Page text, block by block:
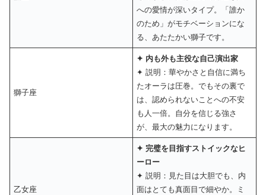
への愛情が深いタイプ。「誰か
のため」がモチベーションにな
る、あたたかい獅子です。
獅子座
✦ 内も外も主役な自己演出家
✦ 説明：華やかさと自信に満ち
たオーラは圧巻。でもその裏で
は、認められないことへの不安
も人一倍。自分を信じる強さ
が、最大の魅力になります。
乙女座
✦ 完璧を目指すストイックなヒ
ーロー
✦ 説明：見た目は大胆でも、内
面はとても真面目で細やか。ミ